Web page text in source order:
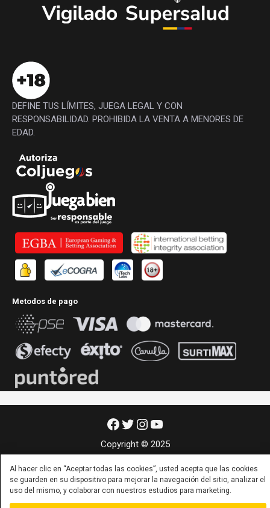
DEFINE TUS LÍMITES, JUEGA LEGAL Y CON
RESPONSABILIDAD. PROHIBIDA LA VENTA A MENORES DE
EDAD.
Metodos de pago
Facebook
Twitter
Instagram
YouTube
Copyright © 2025
Al hacer clic en “Aceptar todas las cookies”, usted acepta que las cookies
se guarden en su dispositivo para mejorar la navegación del sitio, analizar el
uso del mismo, y colaborar con nuestros estudios para marketing.